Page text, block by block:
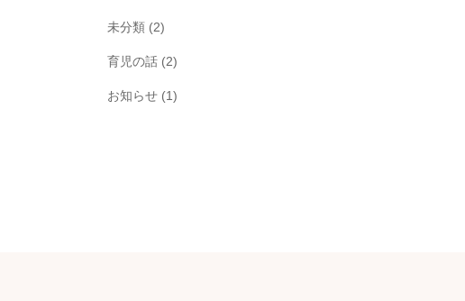
未分類 (2)
育児の話 (2)
お知らせ (1)